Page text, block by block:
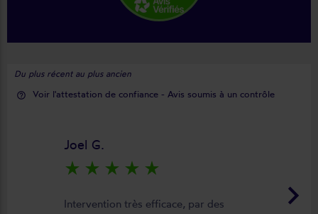
Du plus récent au plus ancien
help_outline Voir l'attestation de confiance - Avis soumis à un contrôle
keyboard_arrow_right
Joel G.
star_rate star_rate star_rate star_rate star_rate
Intervention très efficace, par des